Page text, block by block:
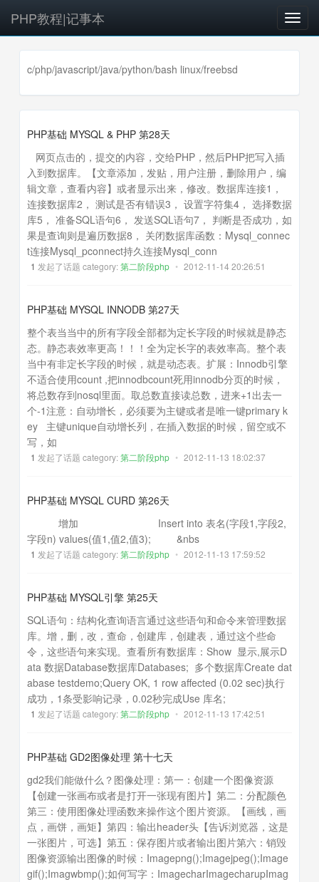
T
o
g
e
n
PHP教程|记事本
c/php/javascript/java/python/bash linux/freebsd
PHP基础 MYSQL & PHP 第28天
网页点击的，提交的内容，交给PHP，然后PHP把写入插
入到数据库。【文章添加，发贴，用户注册，删除用户，编
辑文章，查看内容】或者显示出来，修改。数据库连接1，
连接数据库2， 测试是否有错误3， 设置字符集4， 选择数据
库5， 准备SQL语句6， 发送SQL语句7， 判断是否成功，如
果是查询则是遍历数据8， 关闭数据库函数：Mysql_connec
t连接Mysql_pconnect持久连接Mysql_conn
1 发起了话题 category:第二阶段php • 2012-11-14 20:26:51
PHP基础 MYSQL INNODB 第27天
整个表当当中的所有字段全部都为定长字段的时候就是静态
态。静态表效率更高！！！全为定长字的表效率高。整个表
当中有非定长字段的时候，就是动态表。扩展：Innodb引擎
不适合使用count ,把innodbcount死用innodb分页的时候，
将总数存到nosql里面。取总数直接读总数，进来+1出去一
个-1注意：自动增长，必须要为主键或者是唯一键primary k
ey 主键unique自动增长列，在插入数据的时候，留空或不
写，如
1 发起了话题 category:第二阶段php • 2012-11-13 18:02:37
PHP基础 MYSQL CURD 第26天
增加 Insert into 表名(字段1,字段2,
字段n) values(值1,值2,值3); &nbs
1 发起了话题 category:第二阶段php • 2012-11-13 17:59:52
PHP基础 MYSQL引擎 第25天
SQL语句：结构化查询语言通过这些语句和命令来管理数据
库。增，删，改，查命，创建库，创建表，通过这个些命
令，这些语句来实现。查看所有数据库：Show 显示,展示D
ata 数据Database数据库Databases; 多个数据库Create dat
abase testdemo;Query OK, 1 row affected (0.02 sec)执行
成功，1条受影响记录，0.02秒完成Use 库名;
1 发起了话题 category:第二阶段php • 2012-11-13 17:42:51
PHP基础 GD2图像处理 第十七天
gd2我们能做什么？图像处理：第一：创建一个图像资源
【创建一张画布或者是打开一张现有图片】第二：分配颜色
第三：使用图像处理函数来操作这个图片资源。【画线，画
点，画饼，画矩】第四：输出header头【告诉浏览器，这是
一张图片，可选】第五：保存图片或者输出图片第六：销毁
图像资源输出图像的时候：Imagepng();Imagejpeg();Image
gif();Imagwbmp();如何写字：ImagecharImagecharupImag